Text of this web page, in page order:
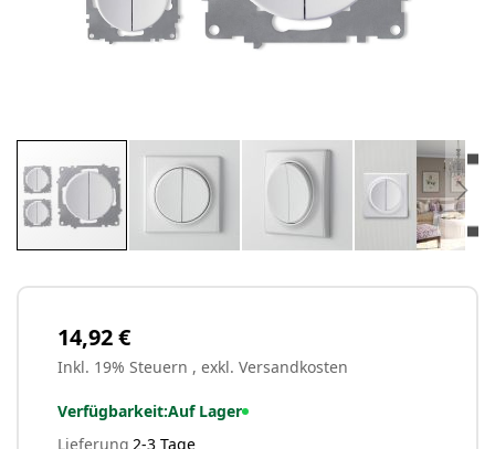
Anfang
Bildergalerie
springen14,92 €
Inkl. 19% Steuern , exkl. Versandkosten
Verfügbarkeit:Auf Lager
Lieferung 2-3 Tage